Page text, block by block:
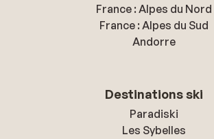
France : Alpes du Nord
France : Alpes du Sud
Andorre
Destinations ski
Paradiski
Les Sybelles